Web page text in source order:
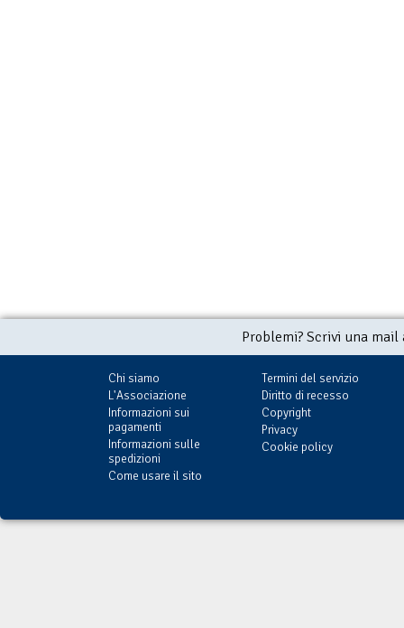
Problemi? Scrivi una
Chi siamo
L'Associazione
Informazioni sui
pagamenti
Informazioni sulle
spedizioni
Come usare il sito
Termini del servizio
Diritto di recesso
Copyright
Privacy
Cookie policy